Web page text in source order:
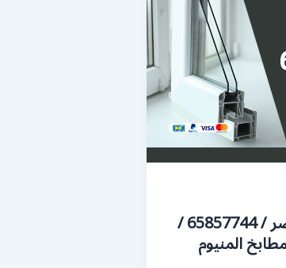
رقم صيانة المنيوم القصر / 65857744 /
المنيوم